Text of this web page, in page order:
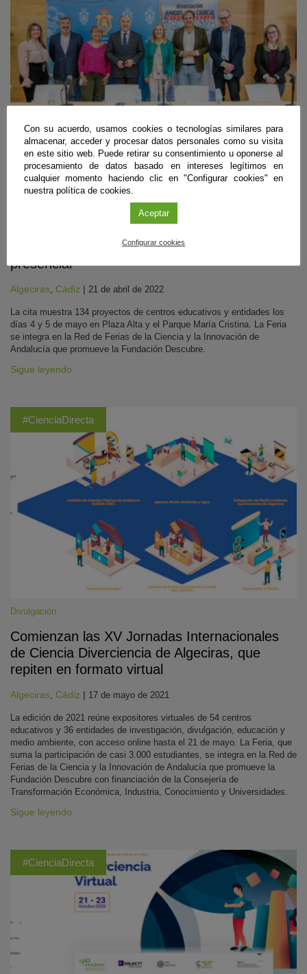
Divulgación
Presentadas las XVI Jornadas Internacionales
Algeciras, que recuperan su actividad
presencial
Algeciras Cádiz | 21 de abril de 2022
La cita muestra 134 proyectos de centros educativos y entidades los
días 4 y 5 de mayo en Plaza Alta y el Parque María Cristina. La Feria
se integra en la Red de Ferias de la Ciencia y la Innovación de
Andalucía que promueve la Fundación Descubre.
Sigue leyendo
#CienciaDirecta
Divulgación
Comienzan las XV Jornadas Internacionales
de Ciencia Diverciencia de Algeciras, que
repiten en formato virtual
Algeciras Cádiz | 17 de mayo de 2021
La edición de 2021 reúne expositores virtuales de 54 centros
educativos y 36 entidades de investigación, divulgación, educación y
medio ambiente, con acceso online hasta el 21 de mayo. La Feria, que
suma la participación de casi 3.000 estudiantes, se integra en la Red de
Ferias de la Ciencia y la Innovación de Andalucía que promueve la
Fundación Descubre con financiación de la Consejería de
Transformación Económica, Industria, Conocimiento y Universidades.
Sigue leyendo
#CienciaDirecta
Con su acuerdo, usamos cookies o tecnologías similares para
almacenar, acceder y procesar datos personales como su visita
en este sitio web. Puede retirar su consentimiento u oponerse al
procesamiento de datos basado en intereses legítimos en
cualquier momento haciendo clic en "Configurar cookies" en
nuestra política de cookies.
Aceptar
Configurar cookies